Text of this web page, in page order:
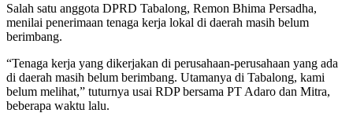
Salah satu anggota DPRD Tabalong, Remon Bhima Persadha,
menilai penerimaan tenaga kerja lokal di daerah masih belum
berimbang.
“Tenaga kerja yang dikerjakan di perusahaan-perusahaan yang ada
di daerah masih belum berimbang. Utamanya di Tabalong, kami
belum melihat,” tuturnya usai RDP bersama PT Adaro dan Mitra,
beberapa waktu lalu.